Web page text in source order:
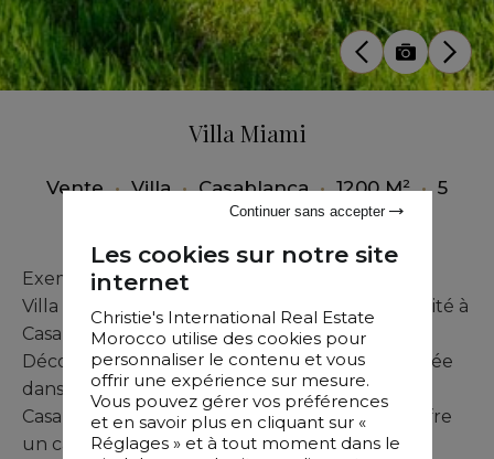
Villa Miami
Vente•Villa•Casablanca•1200 M²• 5
Chambres
Exemple 1
Villa de Luxe en Californie : Une Oasis de Sérénité à
Casablanca
Découvrez cette magnifique villa de luxe nichée
dans le prestigieux quartier de la Californie à
Casablanca. Cette propriété exceptionnelle offre
un cadre de vie somptueux avec une vue
Les cookies sur notre site
internet
Christie's International Real Estate
Morocco utilise des cookies pour
personnaliser le contenu et vous
offrir une expérience sur mesure.
Vous pouvez gérer vos préférences
et en savoir plus en cliquant sur «
Réglages » et à tout moment dans le
Continuer sans accepter